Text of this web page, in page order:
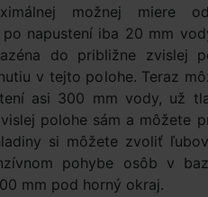
možnej miere
po napustení iba 20 mm
do približne zvislej
v tejto polohe. Teraz
asi 300 mm vody, už
polohe sám a môžete
si môžete zvoliť
pohybe osôb v
mm pod horný okraj.